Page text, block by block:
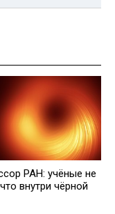
РАН: учёные не
внутри чёрной